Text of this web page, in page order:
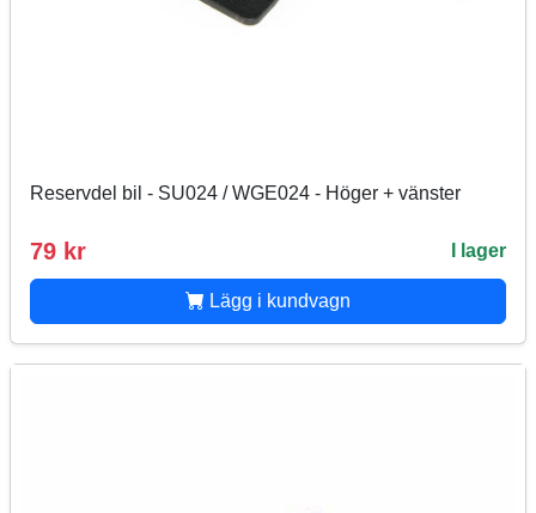
Reservdel bil - SU024 / WGE024 - Höger + vänster
79 kr I lager
Lägg i kundvagn